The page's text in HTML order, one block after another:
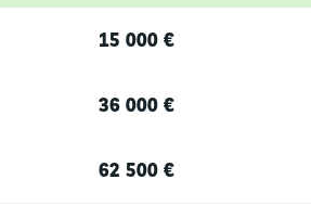
15 000 €
36 000 €
62 500 €